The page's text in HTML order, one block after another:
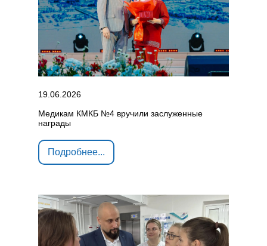
19.06.2026
Медикам КМКБ №4 вручили заслуженные
награды
Подробнее...